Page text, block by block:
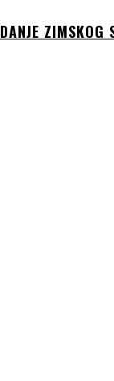
ZIMSKOG